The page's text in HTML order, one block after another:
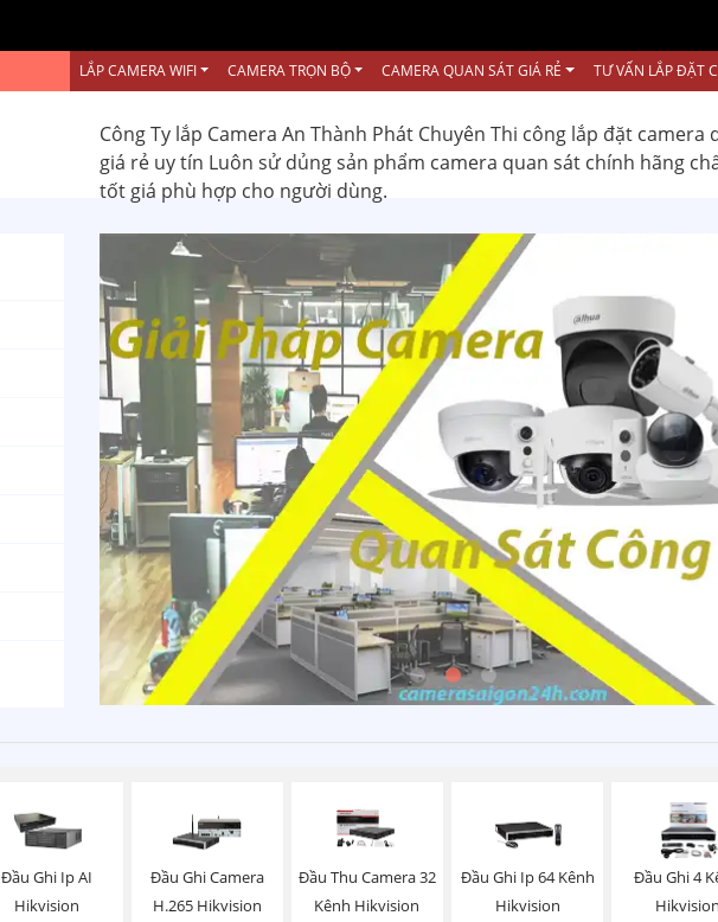
LẮP CAMERA WIFI CAMERA TRỌN BỘ CAMERA QUAN SÁT GIÁ RẺ TƯ VẤN LẮP ĐẶT
Công Ty lắp Camera An Thành Phát Chuyên Thi công lắp đặt camera
giá rẻ uy tín Luôn sử dủng sản phẩm camera quan sát chính hãng
tốt giá phù hợp cho người dùng.
Đầu Ghi Ip AI
Hikvision
Đầu Ghi Camera
H.265 Hikvision
Đầu Thu Camera 32
Kênh Hikvision
Đầu Ghi Ip 64 Kênh
Hikvision
Đầu Ghi 4
Hikvision